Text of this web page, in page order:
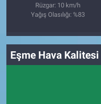
Rüzgar: 10 km/h
Yağış Olasılığı: %83
Eşme Hava Kalitesi